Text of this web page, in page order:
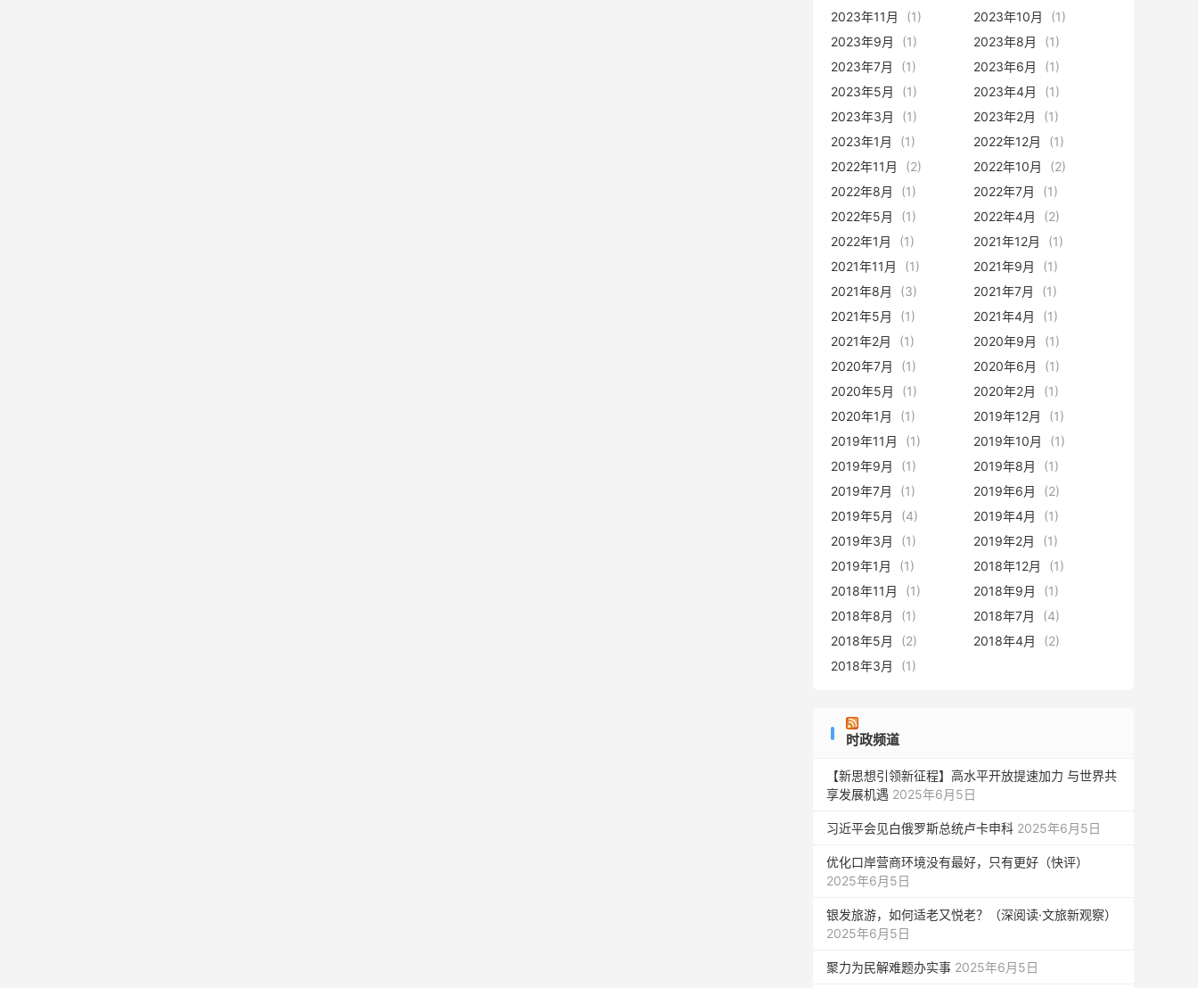
2023年11月
(1) 2023年10月
(1)
2023年9月
(1) 2023年8月
(1)
2023年7月
(1) 2023年6月
(1)
2023年5月
(1) 2023年4月
(1)
2023年3月
(1) 2023年2月
(1)
2023年1月
(1) 2022年12月
(1)
2022年11月
(2) 2022年10月
(2)
2022年8月
(1) 2022年7月
(1)
2022年5月
(1) 2022年4月
(2)
2022年1月
(1) 2021年12月
(1)
2021年11月
(1) 2021年9月
(1)
2021年8月
(3) 2021年7月
(1)
2021年5月
(1) 2021年4月
(1)
2021年2月
(1) 2020年9月
(1)
2020年7月
(1) 2020年6月
(1)
2020年5月
(1) 2020年2月
(1)
2020年1月
(1) 2019年12月
(1)
2019年11月
(1) 2019年10月
(1)
2019年9月
(1) 2019年8月
(1)
2019年7月
(1) 2019年6月
(2)
2019年5月
(4) 2019年4月
(1)
2019年3月
(1) 2019年2月
(1)
2019年1月
(1) 2018年12月
(1)
2018年11月
(1) 2018年9月
(1)
2018年8月
(1) 2018年7月
(4)
2018年5月
(2) 2018年4月
(2)
2018年3月
(1)
时政频道
【新思想引领新征程】高水平开放提速加力 与世界共
享发展机遇 2025年6月5日
习近平会见白俄罗斯总统卢卡申科 2025年6月5日
优化口岸营商环境没有最好，只有更好（快评）
2025年6月5日
银发旅游，如何适老又悦老？（深阅读·文旅新观察）
2025年6月5日
聚力为民解难题办实事 2025年6月5日